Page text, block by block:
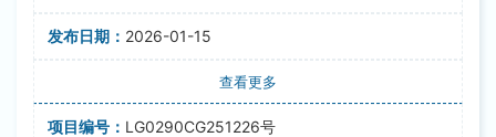
2026-01-15
查看更多
LG0290CG251226号